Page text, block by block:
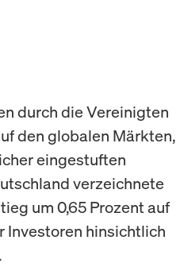
durch die Vereinigten
den globalen Märkten,
eingestuften
verzeichnete
um 0,65 Prozent auf
Investoren hinsichtlich